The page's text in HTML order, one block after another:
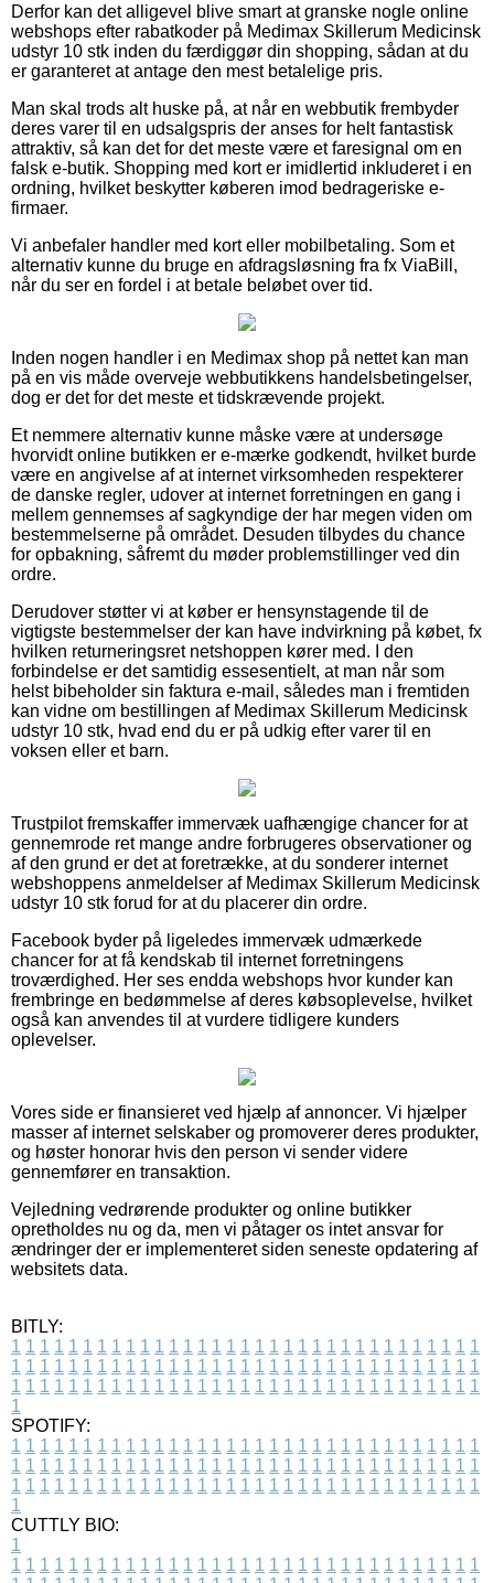
Derfor kan det alligevel blive smart at granske nogle online
webshops efter rabatkoder på Medimax Skillerum Medicinsk
udstyr 10 stk inden du færdiggør din shopping, sådan at du
er garanteret at antage den mest betalelige pris.
Man skal trods alt huske på, at når en webbutik frembyder
deres varer til en udsalgspris der anses for helt fantastisk
attraktiv, så kan det for det meste være et faresignal om en
falsk e-butik. Shopping med kort er imidlertid inkluderet i en
ordning, hvilket beskytter køberen imod bedrageriske e-
firmaer.
Vi anbefaler handler med kort eller mobilbetaling. Som et
alternativ kunne du bruge en afdragsløsning fra fx ViaBill,
når du ser en fordel i at betale beløbet over tid.
Inden nogen handler i en Medimax shop på nettet kan man
på en vis måde overveje webbutikkens handelsbetingelser,
dog er det for det meste et tidskrævende projekt.
Et nemmere alternativ kunne måske være at undersøge
hvorvidt online butikken er e-mærke godkendt, hvilket burde
være en angivelse af at internet virksomheden respekterer
de danske regler, udover at internet forretningen en gang i
mellem gennemses af sagkyndige der har megen viden om
bestemmelserne på området. Desuden tilbydes du chance
for opbakning, såfremt du møder problemstillinger ved din
ordre.
Derudover støtter vi at køber er hensynstagende til de
vigtigste bestemmelser der kan have indvirkning på købet, fx
hvilken returneringsret netshoppen kører med. I den
forbindelse er det samtidig essesentielt, at man når som
helst bibeholder sin faktura e-mail, således man i fremtiden
kan vidne om bestillingen af Medimax Skillerum Medicinsk
udstyr 10 stk, hvad end du er på udkig efter varer til en
voksen eller et barn.
Trustpilot fremskaffer immervæk uafhængige chancer for at
gennemrode ret mange andre forbrugeres observationer og
af den grund er det at foretrække, at du sonderer internet
webshoppens anmeldelser af Medimax Skillerum Medicinsk
udstyr 10 stk forud for at du placerer din ordre.
Facebook byder på ligeledes immervæk udmærkede
chancer for at få kendskab til internet forretningens
troværdighed. Her ses endda webshops hvor kunder kan
frembringe en bedømmelse af deres købsoplevelse, hvilket
også kan anvendes til at vurdere tidligere kunders
oplevelser.
Vores side er finansieret ved hjælp af annoncer. Vi hjælper
masser af internet selskaber og promoverer deres produkter,
og høster honorar hvis den person vi sender videre
gennemfører en transaktion.
Vejledning vedrørende produkter og online butikker
opretholdes nu og da, men vi påtager os intet ansvar for
ændringer der er implementeret siden seneste opdatering af
websitets data.
BITLY:
1 1 1 1 1 1 1 1 1 1 1 1 1 1 1 1 1 1 1 1 1 1 1 1 1 1 1 1 1 1 1 1 1
1 1 1 1 1 1 1 1 1 1 1 1 1 1 1 1 1 1 1 1 1 1 1 1 1 1 1 1 1 1 1 1 1
1 1 1 1 1 1 1 1 1 1 1 1 1 1 1 1 1 1 1 1 1 1 1 1 1 1 1 1 1 1 1 1 1
1
SPOTIFY:
1 1 1 1 1 1 1 1 1 1 1 1 1 1 1 1 1 1 1 1 1 1 1 1 1 1 1 1 1 1 1 1 1
1 1 1 1 1 1 1 1 1 1 1 1 1 1 1 1 1 1 1 1 1 1 1 1 1 1 1 1 1 1 1 1 1
1 1 1 1 1 1 1 1 1 1 1 1 1 1 1 1 1 1 1 1 1 1 1 1 1 1 1 1 1 1 1 1 1
1
CUTTLY BIO:
1
1 1 1 1 1 1 1 1 1 1 1 1 1 1 1 1 1 1 1 1 1 1 1 1 1 1 1 1 1 1 1 1 1